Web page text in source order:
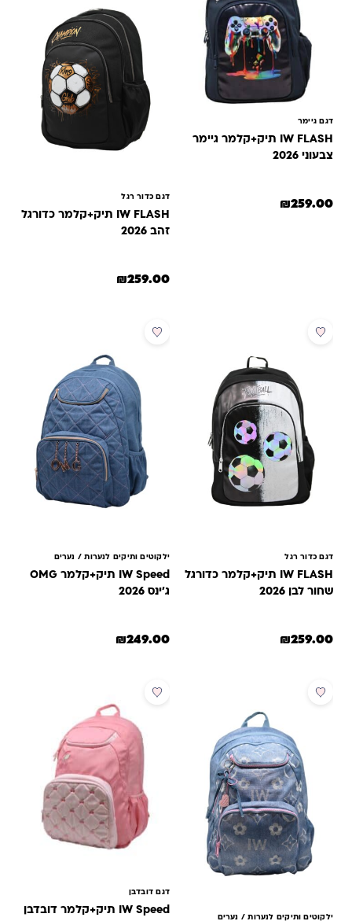
דגם גיימר
IW FLASH תיק+קלמר גיימר
צבעוני 2026
₪259.00
דגם כדור רגל
IW FLASH תיק+קלמר כדורגל
זהב 2026
₪259.00
דגם כדור רגל
IW FLASH תיק+קלמר כדורגל
שחור לבן 2026
₪259.00
ילקוטים ותיקים לנערות / נערים
IW Speed תיק+קלמר OMG
ג'ינס 2026
₪249.00
ילקוטים ותיקים לנערות / נערים
דגם דובדבן
IW Speed תיק+קלמר דובדבן